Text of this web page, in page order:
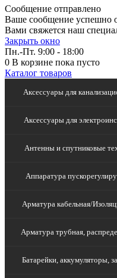
Сообщение отправлено
Ваше сообщение успешно
Вами свяжется наш
Закрыть окно
Пн.-Пт. 9:00 - 18:00
0 В корзине пока пусто
Каталог товаров
Аксессуары для
Аксессуары для
Антенны и спутниковые
Аппаратура
Арматура кабельная/
Арматура трубная,
Батарейки, аккумуляторы,